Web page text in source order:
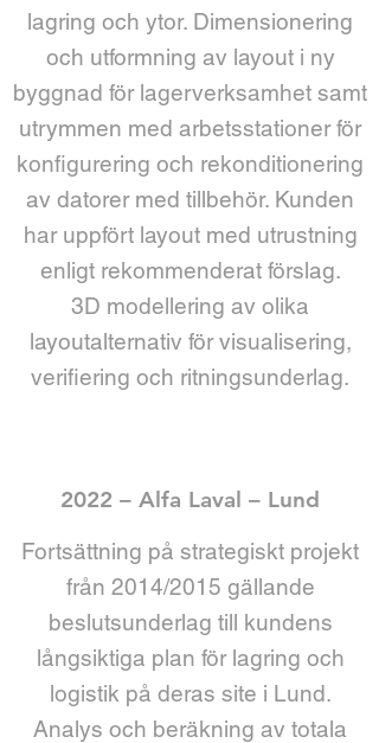
lagring och ytor. Dimensionering
och utformning av layout i ny
byggnad för lagerverksamhet samt
utrymmen med arbetsstationer för
konfigurering och rekonditionering
av datorer med tillbehör. Kunden
har uppfört layout med utrustning
enligt rekommenderat förslag.
3D modellering av olika
layoutalternativ för visualisering,
verifiering och ritningsunderlag.
2022 – Alfa Laval – Lund
Fortsättning på strategiskt projekt
från 2014/2015 gällande
beslutsunderlag till kundens
långsiktiga plan för lagring och
logistik på deras site i Lund.
Analys och beräkning av totala